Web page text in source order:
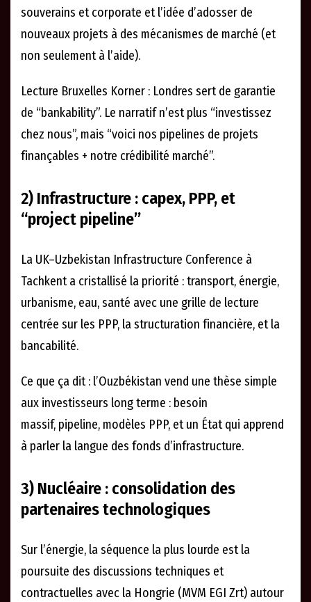
souverains et corporate et l’idée d’adosser de
nouveaux projets à des mécanismes de marché (et
non seulement à l’aide).
Lecture Bruxelles Korner : Londres sert de garantie
de “bankability”. Le narratif n’est plus “investissez
chez nous”, mais “voici nos pipelines de projets
finançables + notre crédibilité marché”.
2) Infrastructure : capex, PPP, et
“project pipeline”
La UK–Uzbekistan Infrastructure Conference à
Tachkent a cristallisé la priorité : transport, énergie,
urbanisme, eau, santé avec une grille de lecture
centrée sur les PPP, la structuration financière, et la
bancabilité.
Ce que ça dit : l’Ouzbékistan vend une thèse simple
aux investisseurs long terme : besoin
massif, pipeline, modèles PPP, et un État qui apprend
à parler la langue des fonds d’infrastructure.
3) Nucléaire : consolidation des
partenaires technologiques
Sur l’énergie, la séquence la plus lourde est la
poursuite des discussions techniques et
contractuelles avec la Hongrie (MVM EGI Zrt) autour